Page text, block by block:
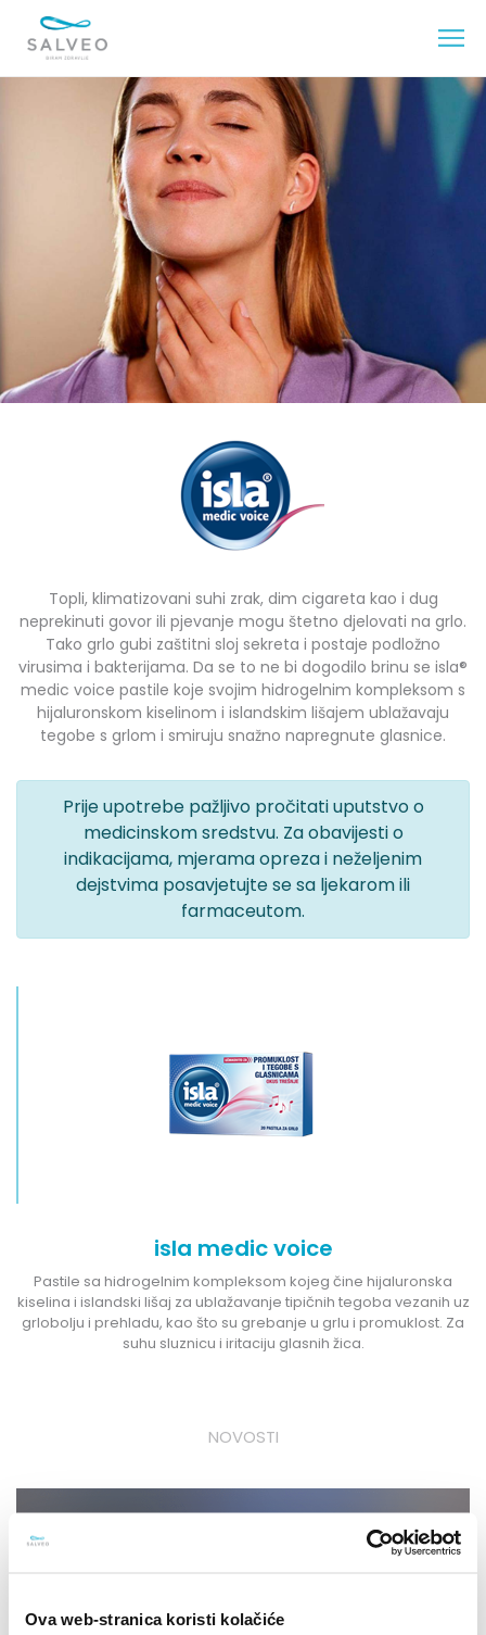
Ova web-stranica koristi kolačiće
Topli, klimatizovani suhi zrak, dim cigareta kao i dug
neprekinuti govor ili pjevanje mogu štetno djelovati na grlo.
Tako grlo gubi zaštitni sloj sekreta i postaje podložno
virusima i bakterijama. Da se to ne bi dogodilo brinu se isla®
medic voice pastile koje svojim hidrogelnim kompleksom s
hijaluronskom kiselinom i islandskim lišajem ublažavaju
tegobe s grlom i smiruju snažno napregnute glasnice.
Prije upotrebe pažljivo pročitati uputstvo o
medicinskom sredstvu. Za obavijesti o
indikacijama, mjerama opreza i neželjenim
dejstvima posavjetujte se sa ljekarom ili
farmaceutom.
isla medic voice
Pastile sa hidrogelnim kompleksom kojeg čine hijaluronska
kiselina i islandski lišaj za ublažavanje tipičnih tegoba vezanih uz
grlobolju i prehladu, kao što su grebanje u grlu i promuklost. Za
suhu sluznicu i iritaciju glasnih žica.
NOVOSTI